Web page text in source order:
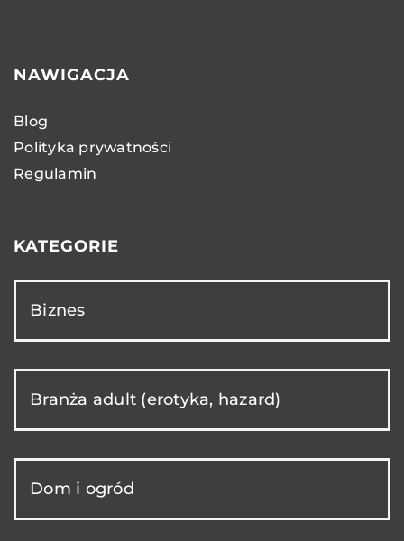
NAWIGACJA
Blog
Polityka prywatności
Regulamin
KATEGORIE
Biznes
Branża adult (erotyka, hazard)
Dom i ogród